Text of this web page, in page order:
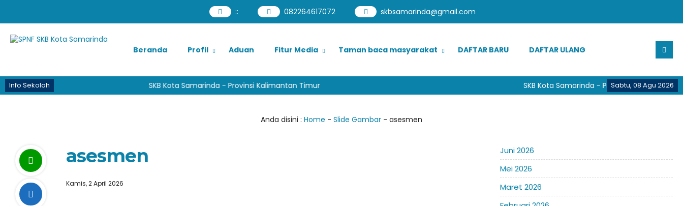
:: 082264617072 skbsamarinda@gmail.com
Beranda Profil Aduan Fitur Media Taman baca masyarakat DAFTAR BARU DAFTAR ULANG
Info Sekolah Sabtu, 08 Agu 2026
SKB Kota Samarinda - Provinsi Kalimantan
SKB Kota Samarinda - Provinsi Kalimantan Timur
Anda disini : Home - Slide Gambar - asesmen
asesmen
Kamis, 2 April 2026
Juni 2026
Mei 2026
Maret 2026